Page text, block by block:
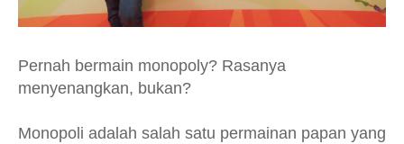
Pernah bermain monopoly? Rasanya
menyenangkan, bukan?
Monopoli adalah salah satu permainan papan yang